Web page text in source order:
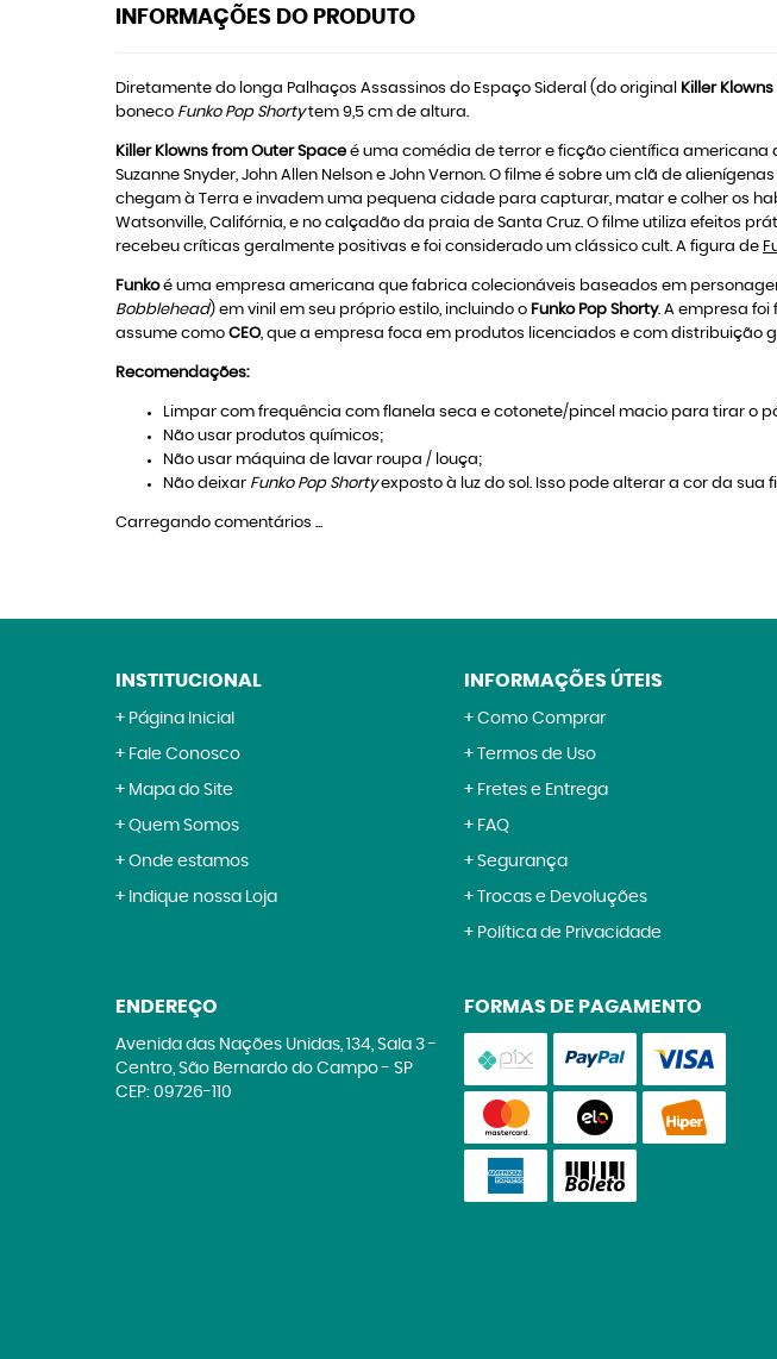
INFORMAÇÕES DO PRODUTO
Diretamente do longa Palhaços Assassinos do Espaço Sideral (do original Killer
boneco Funko Pop Shortytem 9,5 cm de altura.
Killer Klowns from Outer Space é uma comédia de terror e ficção científica americana
Suzanne Snyder, John Allen Nelson e John Vernon. O filme é sobre um clã de
chegam à Terra e invadem uma pequena cidade para capturar, matar e colher os
Watsonville, Califórnia, e no calçadão da praia de Santa Cruz. O filme utiliza efeitos
recebeu críticas geralmente positivas e foi considerado um clássico cult. A figura de
Funkoé uma empresa americana que fabrica colecionáveis baseados em
Bobblehead) em vinil em seu próprio estilo, incluindo o Funko Pop Shorty. A empresa foi
assume como CEO, que a empresa foca em produtos licenciados e com distribuição
Recomendações:
Limpar com frequência com flanela seca e cotonete/pincel macio para tirar o
Não usar produtos químicos;
Não usar máquina de lavar roupa / louça;
Não deixar Funko Pop Shortyexposto à luz do sol. Isso pode alterar a cor da sua
Carregando comentários ...
INSTITUCIONAL
Página Inicial
Fale Conosco
Mapa do Site
Quem Somos
Onde estamos
Indique nossa Loja
INFORMAÇÕES ÚTEIS
Como Comprar
Termos de Uso
Fretes e Entrega
FAQ
Segurança
Trocas e Devoluções
Política de Privacidade
ENDEREÇO
Avenida das Nações Unidas, 134, Sala 3-
Centro, São Bernardo do Campo- SP
CEP: 09726-110
FORMAS DE PAGAMENTO